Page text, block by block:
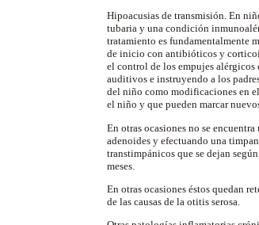
Hipoacusias de transmisión. En
tubaria y una condición
tratamiento es fundamentalmente
de inicio con antibióticos y
el control de los empujes
auditivos e instruyendo a los
del niño como modificaciones en
el niño y que pueden marcar
En otras ocasiones no se
adenoides y efectuando una
transtimpánicos que se dejan
meses.
En otras ocasiones éstos quedan
de las causas de la otitis serosa.